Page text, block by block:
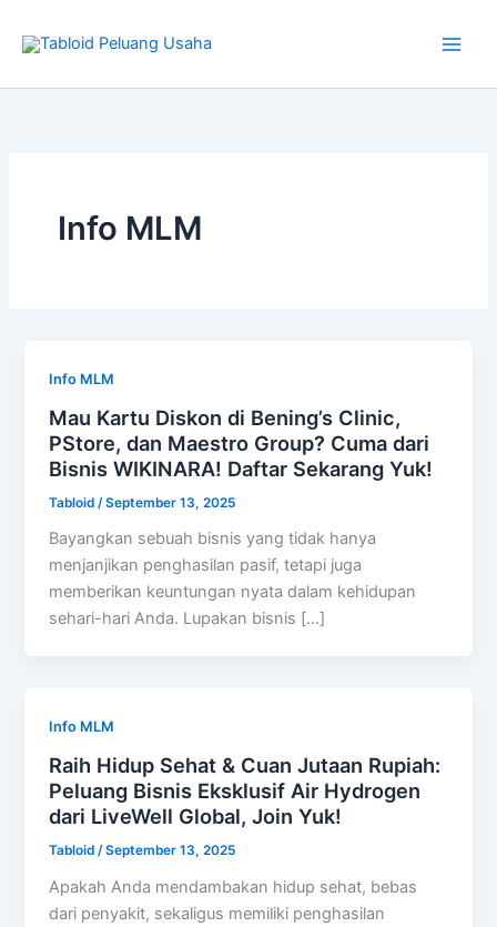
Info MLM
Info MLM
Mau Kartu Diskon di Bening’s Clinic,
PStore, dan Maestro Group? Cuma dari
Bisnis WIKINARA! Daftar Sekarang Yuk!
Tabloid /September 13, 2025
Bayangkan sebuah bisnis yang tidak hanya
menjanjikan penghasilan pasif, tetapi juga
memberikan keuntungan nyata dalam kehidupan
sehari-hari Anda. Lupakan bisnis […]
Info MLM
Raih Hidup Sehat & Cuan Jutaan Rupiah:
Peluang Bisnis Eksklusif Air Hydrogen
dari LiveWell Global, Join Yuk!
Tabloid/September 13, 2025
Apakah Anda mendambakan hidup sehat, bebas
dari penyakit, sekaligus memiliki penghasilan